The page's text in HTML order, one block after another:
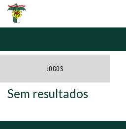
JOGOS
Sem resultados